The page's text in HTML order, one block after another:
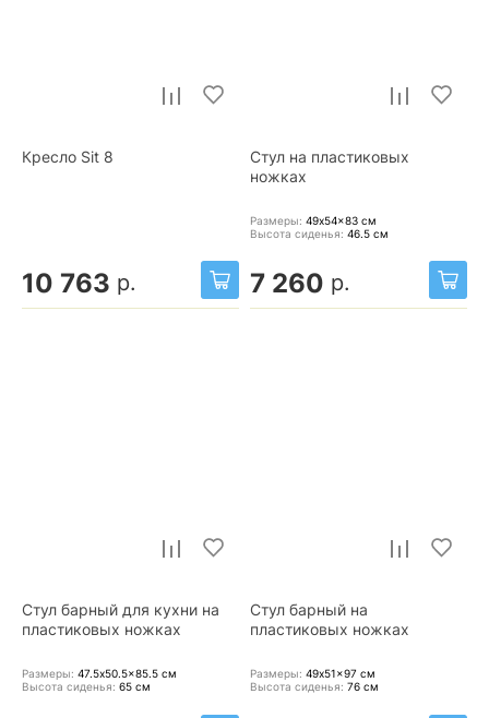
Кресло Sit 8
10 763 р.
Стул на пластиковых
ножках
Размеры: 49x54x83 см
Высота сиденья: 46.5 см
7 260 р.
Стул барный для кухни на
пластиковых ножках
Размеры: 47.5x50.5x85.5 см
Высота сиденья: 65 см
Стул барный на
пластиковых ножках
Размеры: 49x51x97 см
Высота сиденья: 76 см